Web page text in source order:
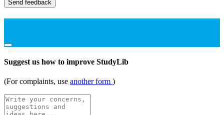
Send feedback
Suggest us how to improve StudyLib
(For complaints, use another form )